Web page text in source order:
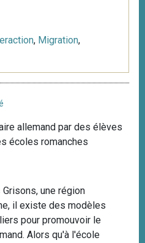
, Migration,
allemand par des élèves
écoles romanches
une région
il existe des modèles
pour promouvoir le
Alors qu'à l'école